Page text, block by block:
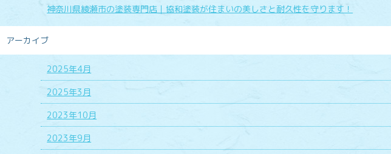
神奈川県綾瀬市の塗装専門店｜協和塗装が住まいの美しさと耐久性を守ります！
アーカイブ
2025年4月
2025年3月
2023年10月
2023年9月